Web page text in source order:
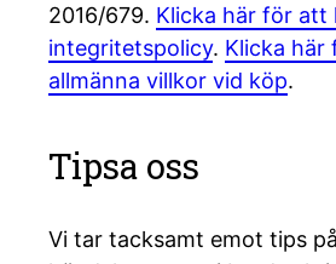
2016/679. Klicka här för att
integritetspolicy. Klicka här
allmänna villkor vid köp.
Tipsa oss
Vi tar tacksamt emot tips